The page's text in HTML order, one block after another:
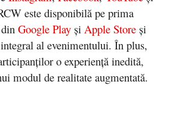
este disponibilă pe prima
Google Play și Apple Store și
al evenimentului. În plus,
o experiență inedită,
modul de realitate augmentată.